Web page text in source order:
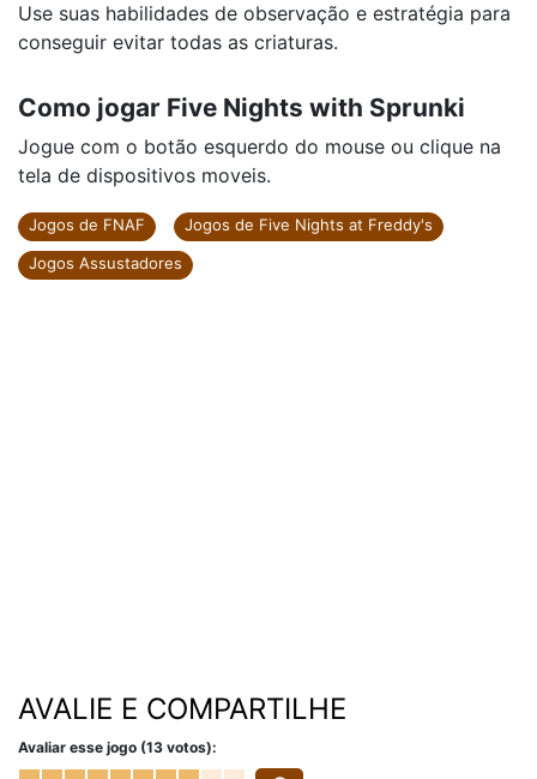
Use suas habilidades de observação e estratégia para
conseguir evitar todas as criaturas.
Como jogar Five Nights with Sprunki
Jogue com o botão esquerdo do mouse ou clique na
tela de dispositivos moveis.
Jogos de FNAF
Jogos de Five Nights at Freddy's
Jogos Assustadores
AVALIE E COMPARTILHE
Avaliar esse jogo (13 votos):